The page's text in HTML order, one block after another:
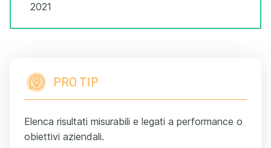
2021
PRO TIP
Elenca risultati misurabili e legati a performance o
obiettivi aziendali.